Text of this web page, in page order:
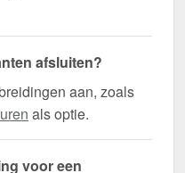
afsluiten?
aan, zoals
als optie.
voor een